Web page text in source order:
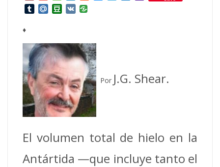
TumblrMail.RuDouban
VK
♦
Por J.G. Shear.
El volumen total de hielo en la
Antártida —que incluye tanto el